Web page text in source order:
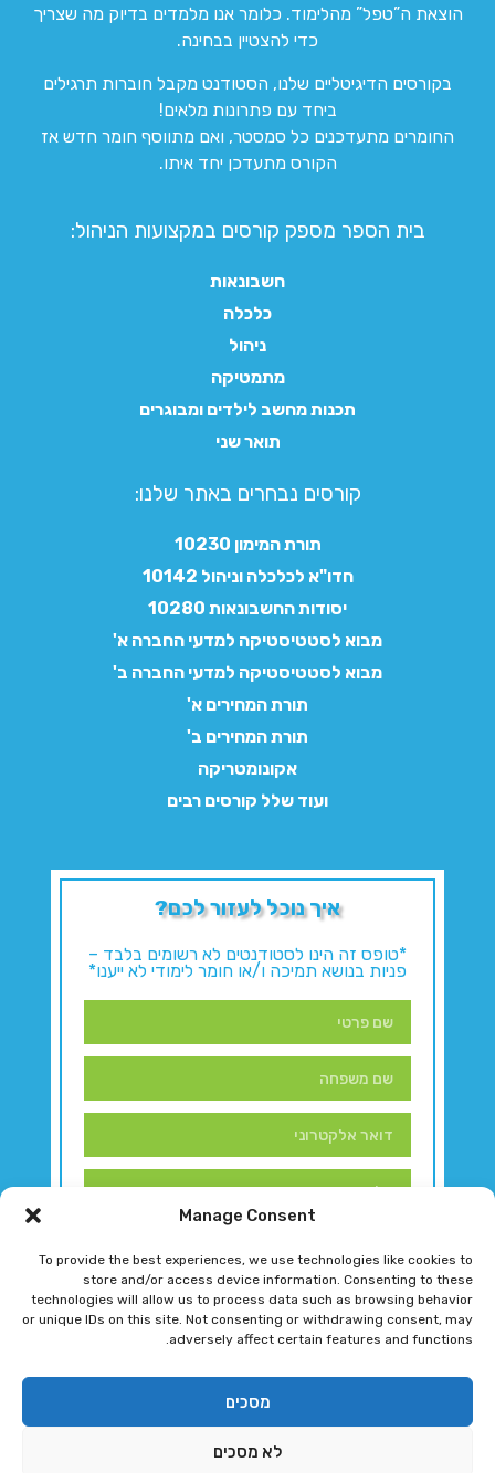
Manage Consent
To provide the best experiences, we use technologies like cookies to
store and/or access device information. Consenting to these
technologies will allow us to process data such as browsing behavior
or unique IDs on this site. Not consenting or withdrawing consent, may
adversely affect certain features and functions.
מסכים
לא מסכים
הוצאת ה”טפל” מהלימוד. כלומר אנו מלמדים בדיוק מה שצריך
כדי להצטיין בבחינה.
בקורסים הדיגיטליים שלנו, הסטודנט מקבל חוברות תרגילים
ביחד עם פתרונות מלאים!
החומרים מתעדכנים כל סמסטר, ואם מתווסף חומר חדש אז
הקורס מתעדכן יחד איתו.
בית הספר מספק קורסים במקצועות הניהול:
חשבונאות
כלכלה
ניהול
מתמטיקה
תכנות מחשב לילדים ומבוגרים
תואר שני
קורסים נבחרים באתר שלנו:​
תורת המימון 10230
חדו"א לכלכלה וניהול 10142
יסודות החשבונאות 10280
מבוא לסטטיסטיקה למדעי החברה א'
מבוא לסטטיסטיקה למדעי החברה ב'
תורת המחירים א'
תורת המחירים ב'
אקונומטריקה
ועוד שלל קורסים רבים
איך נוכל לעזור לכם?
*טופס זה הינו לסטודנטים לא רשומים בלבד –
פניות בנושא תמיכה ו/או חומר לימודי לא ייענו*